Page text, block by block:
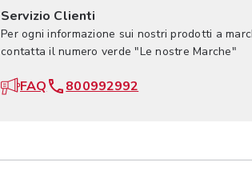
Servizio Clienti
Per ogni informazione sui nostri prodotti a
contatta il numero verde "Le nostre Marche"
FAQ 800992992